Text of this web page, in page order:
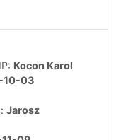
Kocon Karol
03
Jarosz